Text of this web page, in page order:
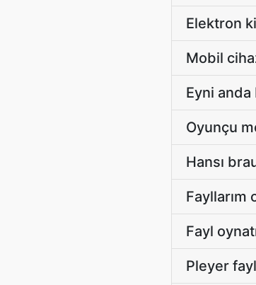
Elektron
Mobil
Eyni
Oyunçu
Hansı
Fayllarım
Fayl
Pleyer